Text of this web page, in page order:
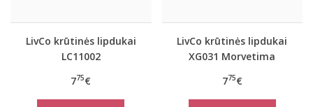
LivCo krūtinės lipdukai
LC11002
775€
LivCo krūtinės lipdukai
XG031 Morvetima
775€